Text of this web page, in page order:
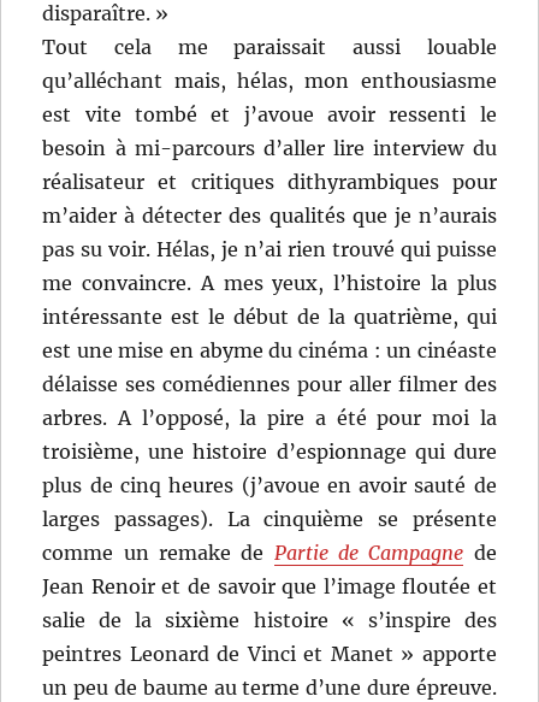
disparaître. »
Tout cela me paraissait aussi louable
qu’alléchant mais, hélas, mon enthousiasme
est vite tombé et j’avoue avoir ressenti le
besoin à mi-parcours d’aller lire interview du
réalisateur et critiques dithyrambiques pour
m’aider à détecter des qualités que je n’aurais
pas su voir. Hélas, je n’ai rien trouvé qui puisse
me convaincre. A mes yeux, l’histoire la plus
intéressante est le début de la quatrième, qui
est une mise en abyme du cinéma : un cinéaste
délaisse ses comédiennes pour aller filmer des
arbres. A l’opposé, la pire a été pour moi la
troisième, une histoire d’espionnage qui dure
plus de cinq heures (j’avoue en avoir sauté de
larges passages). La cinquième se présente
comme un remake de Partie de Campagne de
Jean Renoir et de savoir que l’image floutée et
salie de la sixième histoire « s’inspire des
peintres Leonard de Vinci et Manet » apporte
un peu de baume au terme d’une dure épreuve.